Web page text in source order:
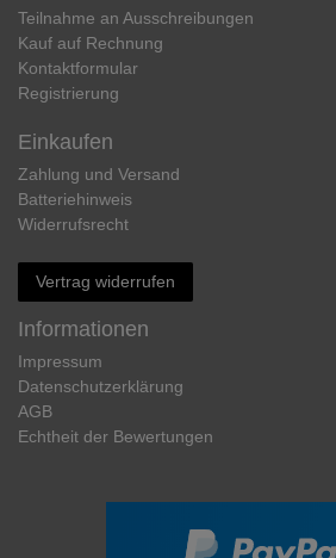
Teilnahme an Ausschreibungen
Kauf auf Rechnung
Kontaktformular
Registrierung
Einkaufen
Zahlung und Versand
Batteriehinweis
Widerrufs­recht
Vertrag widerrufen
Informationen
Impressum
Daten­schutz­erklärung
AGB
Echtheit der Bewertungen